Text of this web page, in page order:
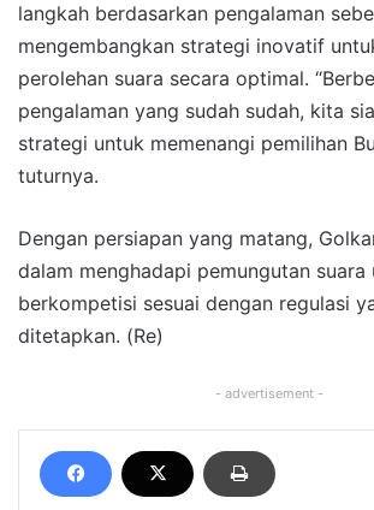
langkah berdasarkan pengalaman
mengembangkan strategi inovatif
perolehan suara secara optimal.
pengalaman yang sudah sudah, kita
strategi untuk memenangi pemilihan
tuturnya.
Dengan persiapan yang matang,
dalam menghadapi pemungutan suara
berkompetisi sesuai dengan regulasi
ditetapkan. (Re)
- advertisement -